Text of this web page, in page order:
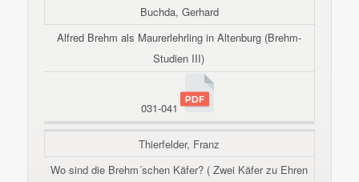
Buchda, Gerhard
Alfred Brehm als Maurerlehrling in Altenburg (Brehm-
Studien III)
031-041
Thierfelder, Franz
Wo sind die Brehm´schen Käfer? ( Zwei Käfer zu Ehren